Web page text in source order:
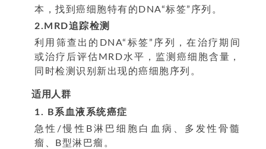
本，找到癌细胞特有的DNA“标签”序列。
2.MRD追踪检测
利用筛查出的DNA“标签”序列，在治疗期间
或治疗后评估MRD水平，监测癌细胞含量，
同时检测识别新出现的癌细胞序列。
适用人群
1. B系血液系统癌症
急性/慢性B淋巴细胞白血病、多发性骨髓
瘤、B型淋巴瘤。